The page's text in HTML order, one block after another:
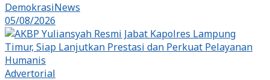
DemokrasiNews
05/08/2026
Advertorial